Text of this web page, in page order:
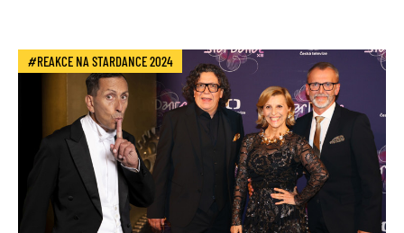
REAKCE NA STARDANCE 2024